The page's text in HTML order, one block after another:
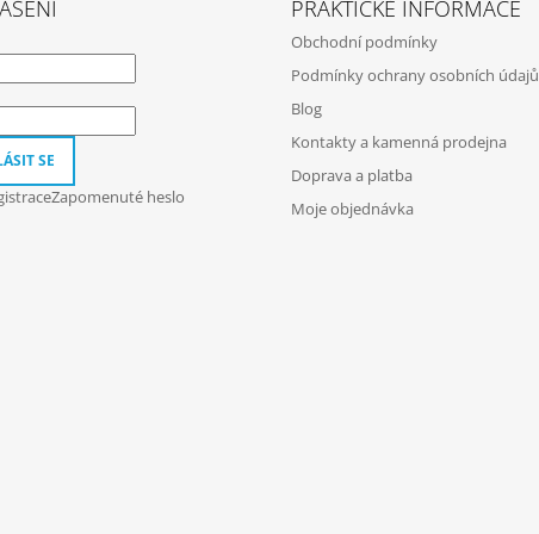
SE
Zapomenuté heslo
PRAKTICKÉ INFORMACE
Obchodní podmínky
Podmínky ochrany osobních údajů
Blog
Kontakty a kamenná prodejna
Doprava a platba
Moje objednávka